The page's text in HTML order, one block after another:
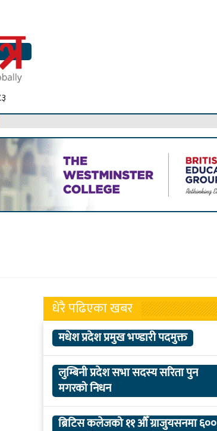
धेरै पढिएका खबर
मधेश प्रदेश प्रमुख भण्डारी पदमुक्त
लुम्बिनी प्रदेश सभा सदस्य सरिता पुन
मगरको निधन
ब्रिटिस कलेजको ११ औँ ग्राजुयसनमा ६००